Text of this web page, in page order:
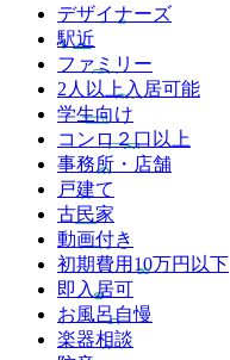
デザイナーズ
駅近
ファミリー
2人以上入居可能
学生向け
コンロ２口以上
事務所・店舗
戸建て
古民家
動画付き
初期費用10万円以下
即入居可
お風呂自慢
楽器相談